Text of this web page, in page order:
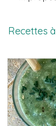
Recettes